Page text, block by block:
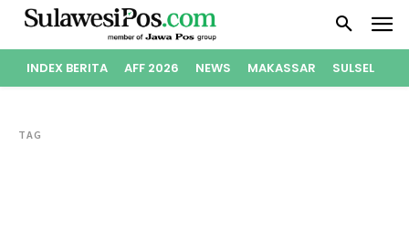
INDEX BERITA AFF 2026 NEWS MAKASSAR SULSEL
TAG